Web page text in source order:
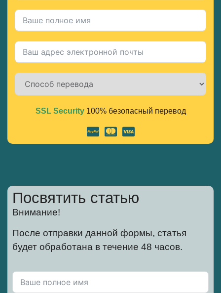
Alternative:
SSL Security100% безопасный перевод
Посвятить статью
Внимание!
После отправки данной формы, статья
будет обработана в течение 48 часов.